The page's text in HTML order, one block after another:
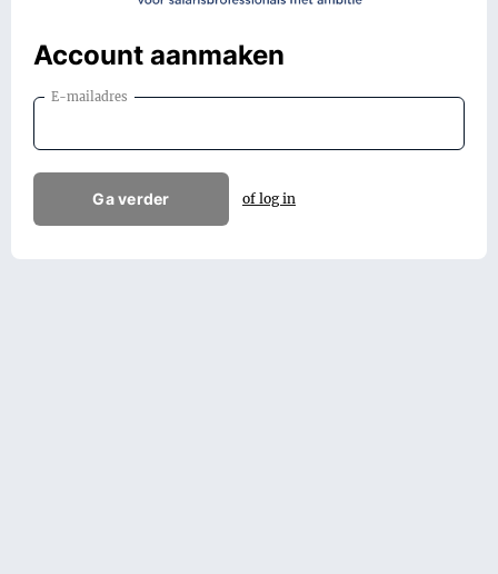
Account aanmaken
E-mailadres
Ga verder of log in